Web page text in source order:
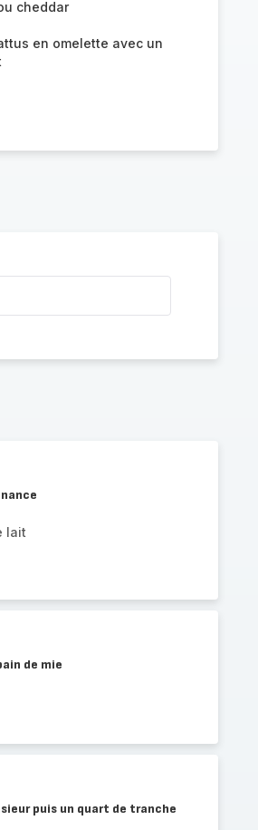
cheddar
en omelette avec un
lait
de mie
puis un quart de tranche